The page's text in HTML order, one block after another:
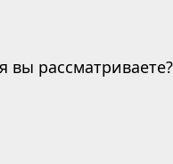
вы рассматриваете?